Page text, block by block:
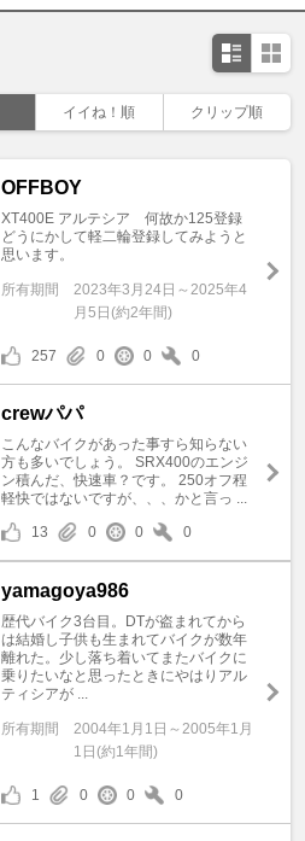
イイね！順 クリップ順
OFFBOY
XT400E アルテシア 何故か125登録
どうにかして軽二輪登録してみようと
思います。
所有期間
2023年3月24日～2025年4
月5日(約2年間)
257 0 0 0
crewパパ
こんなバイクがあった事すら知らない
方も多いでしょう。 SRX400のエンジ
ン積んだ、快速車？です。 250オフ程
軽快ではないですが、、、かと言っ ...
13
0 0 0
yamagoya986
歴代バイク3台目。DTが盗まれてから
は結婚し子供も生まれてバイクが数年
離れた。少し落ち着いてまたバイクに
乗りたいなと思ったときにやはりアル
ティシアが ...
所有期間
2004年1月1日～2005年1月
1日(約1年間)
1 0 0 0